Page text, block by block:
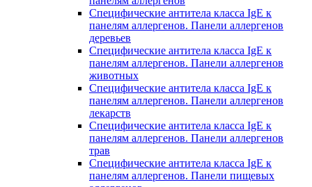
Специфические антитела класса IgE к
панелям аллергенов. Панели аллергенов
деревьев
Специфические антитела класса IgE к
панелям аллергенов. Панели аллергенов
животных
Специфические антитела класса IgE к
панелям аллергенов. Панели аллергенов
лекарств
Специфические антитела класса IgE к
панелям аллергенов. Панели аллергенов
трав
Специфические антитела класса IgE к
панелям аллергенов. Панели пищевых